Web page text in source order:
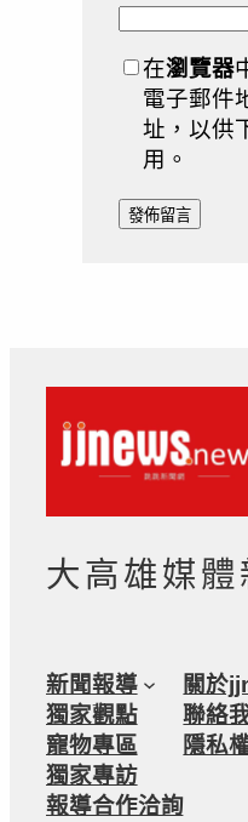
在瀏覽器
電子郵件
址，以供
用。
大高雄媒體
新聞報導
獨家觀點
寵物專區
獨家專訪
報導合作洽詢
關於
聯絡
隱私